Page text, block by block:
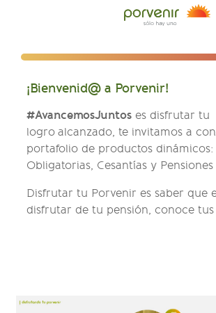
¡Bienvenid@ a Porvenir!
#AvancemosJuntos es disfrutar tu
logro alcanzado, te invitamos a
portafolio de productos dinámicos:
Obligatorias, Cesantías y
Disfrutar tu Porvenir es saber que
disfrutar de tu pensión, conoce tus